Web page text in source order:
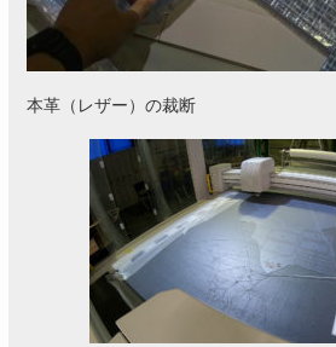
本革（レザー）の裁断